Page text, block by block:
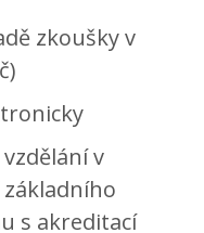
zkoušky v
v
s akreditací